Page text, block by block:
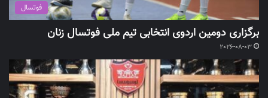
فوتسال
برگزاری دومین اردوی انتخابی تیم ملی فوتسال زنان
2026-08-03